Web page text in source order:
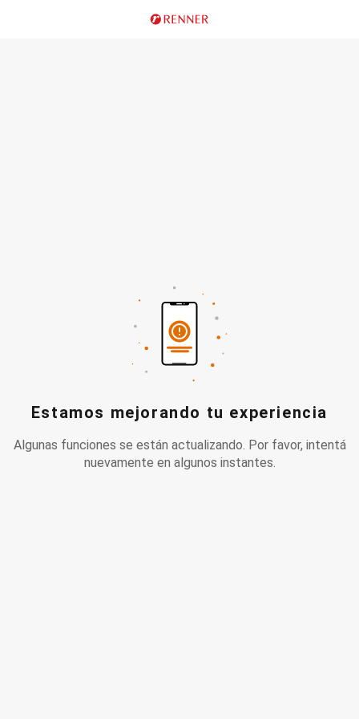
Estamos mejorando tu experiencia
Algunas funciones se están actualizando. Por favor, intentá
nuevamente en algunos instantes.